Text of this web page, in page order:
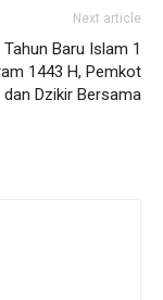
Next article
Baru Islam 1
1443 H, Pemkot
dan Dzikir Bersama